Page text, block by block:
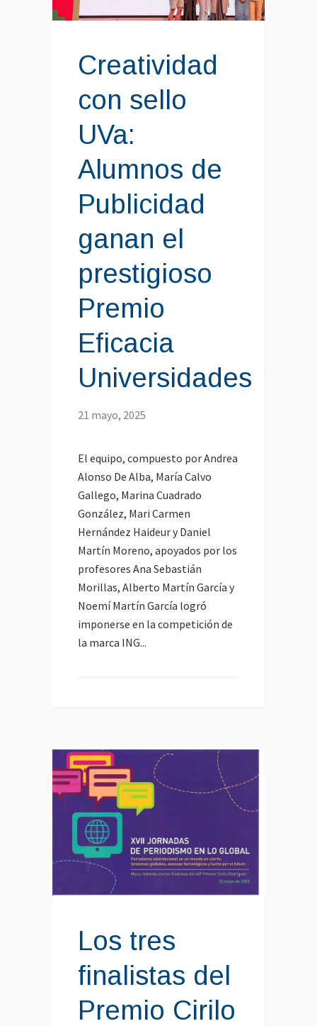
Creatividad
con sello
UVa:
Alumnos de
Publicidad
ganan el
prestigioso
Premio
Eficacia
Universidades
21 mayo, 2025
El equipo, compuesto por Andrea
Alonso De Alba, María Calvo
Gallego, Marina Cuadrado
González, Mari Carmen
Hernández Haideur y Daniel
Martín Moreno, apoyados por los
profesores Ana Sebastián
Morillas, Alberto Martín García y
Noemí Martín García logró
imponerse en la competición de
la marca ING...
Los tres
finalistas del
Premio Cirilo